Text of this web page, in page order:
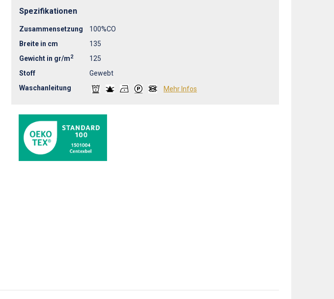
Spezifikationen
Zusammensetzung
100%CO
Breite in cm
135
Gewicht in gr/m2
125
Stoff
Gewebt
Waschanleitung
Mehr Infos